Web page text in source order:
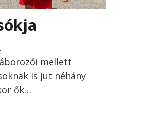
mellett
is jut néhány
ők…